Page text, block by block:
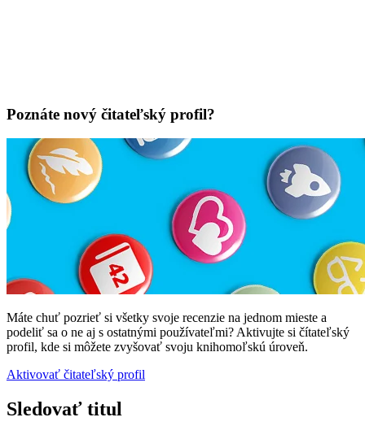
Poznáte nový čitateľský profil?
Máte chuť pozrieť si všetky svoje recenzie na jednom mieste a
podeliť sa o ne aj s ostatnými používateľmi? Aktivujte si čítateľský
profil, kde si môžete zvyšovať svoju knihomoľskú úroveň.
Aktivovať čitateľský profil
Sledovať titul